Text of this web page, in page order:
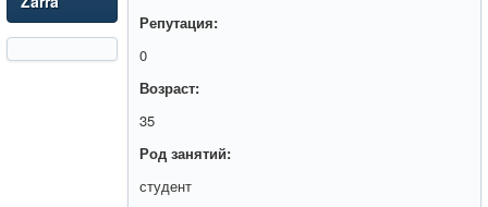
Репутация:
0
Возраст:
35
Род занятий:
студент